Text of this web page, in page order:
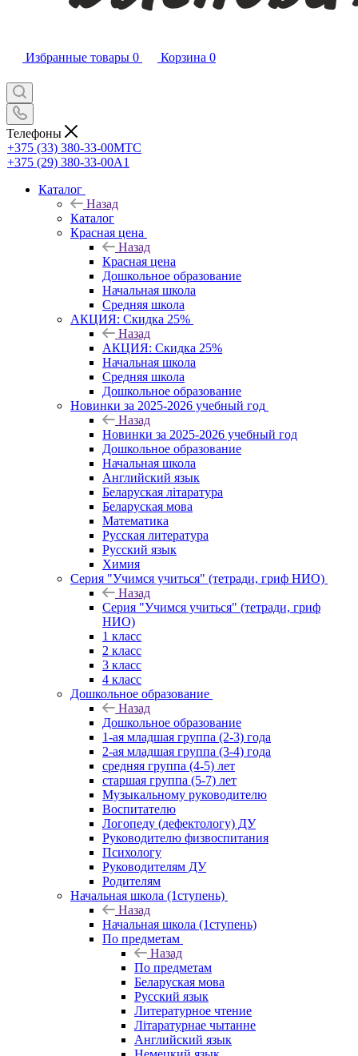
Избранные товары 0 Корзина 0
Телефоны
+375 (33) 380-33-00МТС
+375 (29) 380-33-00А1
Каталог
Назад
Каталог
Красная цена
Назад
Красная цена
Дошкольное образование
Начальная школа
Средняя школа
АКЦИЯ: Скидка 25%
Назад
АКЦИЯ: Скидка 25%
Начальная школа
Средняя школа
Дошкольное образование
Новинки за 2025-2026 учебный год
Назад
Новинки за 2025-2026 учебный год
Дошкольное образование
Начальная школа
Английский язык
Беларуская літаратура
Беларуская мова
Математика
Русская литература
Русский язык
Химия
Серия "Учимся учиться" (тетради, гриф НИО)
Назад
Серия "Учимся учиться" (тетради, гриф
НИО)
1 класс
2 класс
3 класс
4 класс
Дошкольное образование
Назад
Дошкольное образование
1-ая младшая группа (2-3) года
2-ая младшая группа (3-4) года
средняя группа (4-5) лет
старшая группа (5-7) лет
Музыкальному руководителю
Воспитателю
Логопеду (дефектологу) ДУ
Руководителю физвоспитания
Психологу
Руководителям ДУ
Родителям
Начальная школа (1ступень)
Назад
Начальная школа (1ступень)
По предметам
Назад
По предметам
Беларуская мова
Русский язык
Литературное чтение
Літаратурнае чытанне
Английский язык